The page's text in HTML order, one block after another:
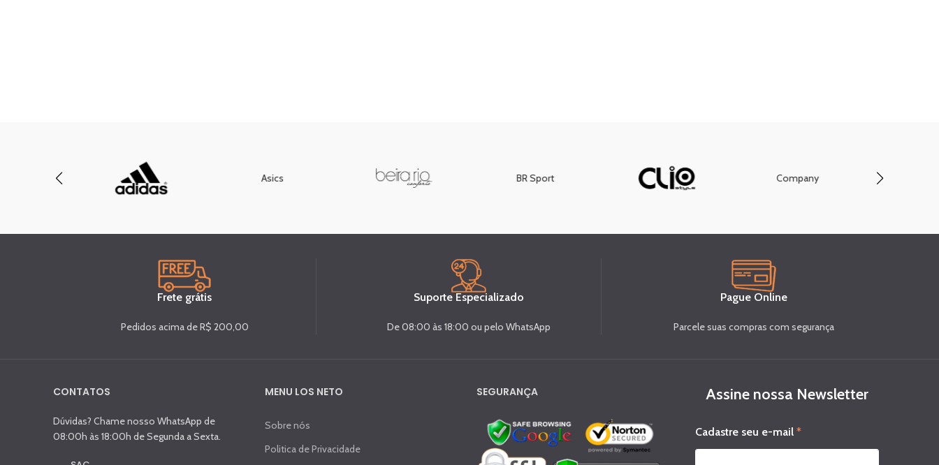
Asics BR Sport Company
Frete grátis
Pedidos acima de R$ 200,00
Suporte Especializado
De 08:00 às 18:00 ou pelo WhatsApp
Pague Online
Parcele suas compras com segurança
CONTATOS
Dúvidas? Chame nosso WhatsApp de
08:00h às 18:00h de Segunda a Sexta.
MENU LOS NETO
Sobre nós
Politica de Privacidade
SEGURANÇA Assine nossa Newsletter
a
d
Cadastre seu e-mail *